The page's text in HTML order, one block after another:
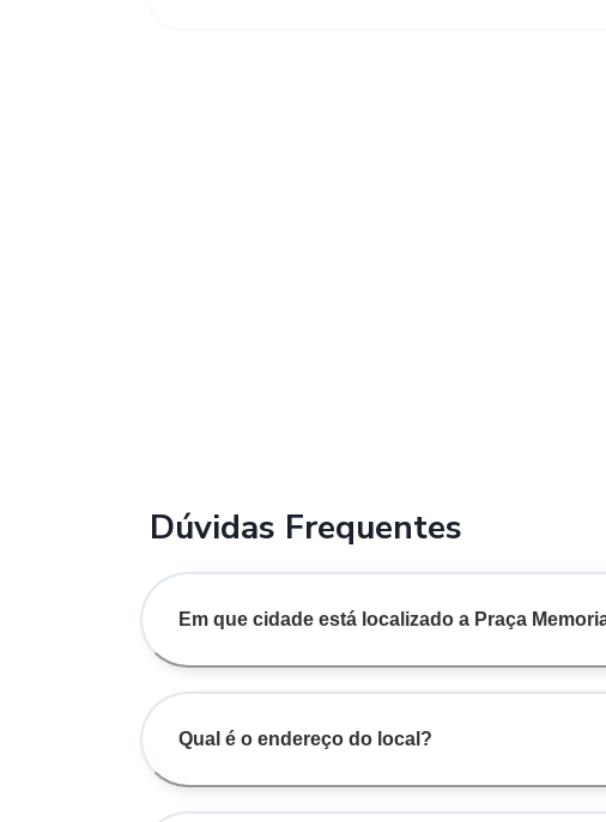
Dúvidas Frequentes
Em que cidade está localizado a Praça
Qual é o endereço do local?